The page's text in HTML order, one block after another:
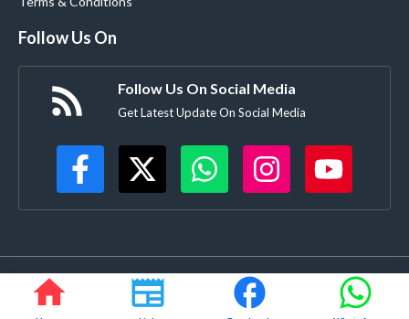
Follow Us On
Follow Us On Social Media
Get Latest Update On Social Media
©Buldanacoverage.com
• All rights reserved • Created by-
Rajdhanve.in
Mo. 8378908271